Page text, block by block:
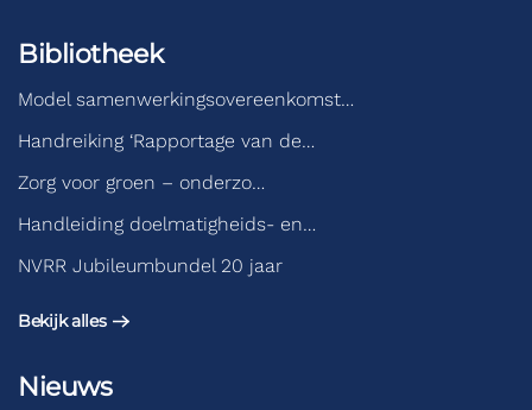
Bibliotheek
Model samenwerkingsovereenkomst…
Handreiking ‘Rapportage van de…
Zorg voor groen – onderzo…
Handleiding doelmatigheids- en…
NVRR Jubileumbundel 20 jaar
Bekijk alles
Nieuws